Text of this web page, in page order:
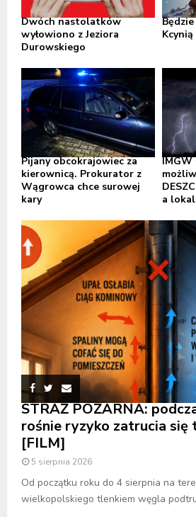
Dwóch nastolatków
wyłowiono z Jeziora
Durowskiego
Kcynią
Pijany obcokrajowiec za
kierownicą. Prokurator z
Wągrowca chce surowej
kary
IMGW
a
STRAŻ POŻARNA:
rośnie ryzyko zatrucia się
[FILM]
5 sierpnia 2026
Od początku roku do 4 sierpnia na
wielkopolskiego tlenkiem węgla